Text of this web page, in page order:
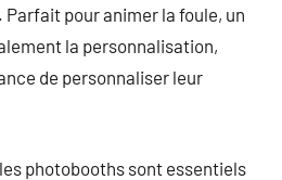
pour animer la foule, un
la personnalisation,
de personnaliser leur
photobooths sont essentiels